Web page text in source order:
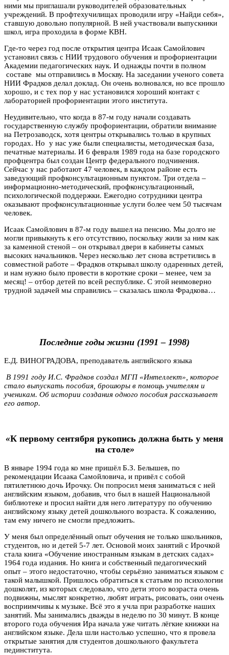
ними мы приглашали руководителей образовательных
учреждений. В профтехучилищах проводили игру «Найди себя»,
ставшую довольно популярной. В ней участвовали выпускники
школ, игра проходила в форме КВН.
Где-то через год после открытия центра Исаак Самойлович
установил связь с НИИ трудового обучения и профориентации
Академии педагогических наук. И однажды почти в полном
составе мы отправились в Москву. На заседании ученого совета
НИИ Фрадков делал доклад. Он очень волновался, но все прошло
хорошо, и с тех пор у нас установился хороший контакт с
лабораторией профориентации этого института.
Неудивительно, что когда в 87-м году начали создавать
государственную службу профориентации, обратили внимание
на Петрозаводск, хотя центры открывались только в крупных
городах. Но у нас уже были специалисты, методическая база,
печатные материалы. И 6 февраля 1989 года на базе городского
профцентра был создан Центр федерального подчинения.
Сейчас у нас работают 47 человек, в каждом районе есть
заведующий профконсультационным пунктом. Три отдела –
информационно-методический, профконсультационный,
психологической поддержки. Ежегодно сотрудники центра
оказывают профконсультационные услуги более чем 50 тысячам
человек.
Исаак Самойлович в 87-м году вышел на пенсию. Мы долго не
могли привыкнуть к его отсутствию, поскольку жили за ним как
за каменной стеной – он открывал двери в кабинеты самых
высоких начальников. Через несколько лет снова встретились в
совместной работе – Фрадков открывал школу одаренных детей,
и нам нужно было провести в короткие сроки – менее, чем за
месяц! – отбор детей по всей республике. С этой неимоверно
трудной задачей мы справились – сказалась школа Фрадкова…
Последние годы жизни (1991 – 1998)
Е.Д. ВИНОГРАДОВА, преподаватель английского языка
В 1991 году И.С. Фрадков создал МГП «Интеллект», которое
стало выпускать пособия, брошюры в помощь учителям и
ученикам. Об истории создания одного пособия рассказывает
его автор.
«К первому сентября рукопись должна быть у меня
на столе»
В январе 1994 года ко мне пришёл Б.З. Белышев, по
рекомендации Исаака Самойловича, и привёл с собой
пятилетнюю дочь Ирочку. Он попросил меня заниматься с ней
английским языком, добавив, что был в нашей Национальной
библиотеке и просил найти для него литературу по обучению
английскому языку детей дошкольного возраста. К сожалению,
там ему ничего не смогли предложить.
У меня был определённый опыт обучения не только школьников,
студентов, но и детей 5-7 лет. Основой моих занятий с Ирочкой
стала книга «Обучение иностранным языкам в детских садах»
1964 года издания. Но книга и собственный педагогический
опыт – этого недостаточно, чтобы серьёзно заниматься языком с
такой малышкой. Пришлось обратиться к статьям по психологии
дошколят, из которых следовало, что дети этого возраста очень
подвижны, мыслят конкретно, любят играть, рисовать, они очень
восприимчивы к музыке. Всё это я учла при разработке наших
занятий. Мы занимались дважды в неделю по 30 минут. В конце
второго года обучения Ира начала уже читать лёгкие книжки на
английском языке. Дела шли настолько успешно, что я провела
открытые занятия для студентов дошкольного факультета
пединститута.